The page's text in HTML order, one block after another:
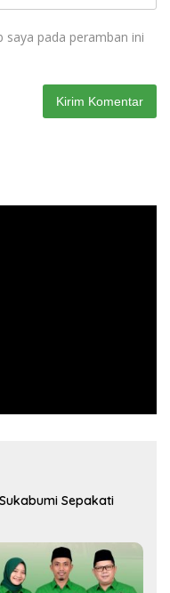
saya pada peramban ini
Sepakati